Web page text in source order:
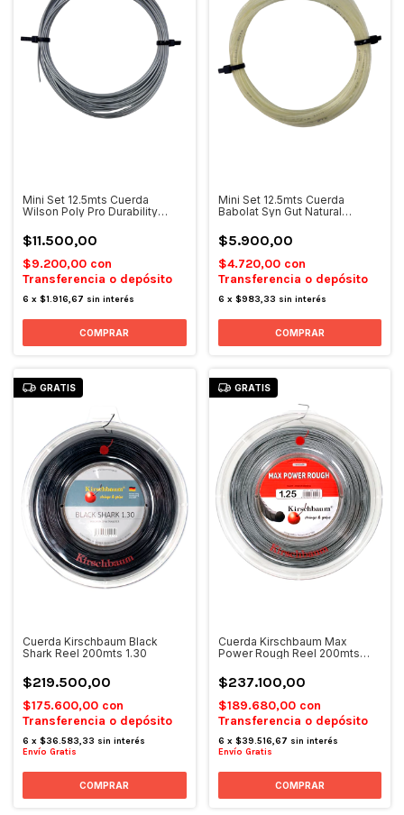
Mini Set 12.5mts Cuerda
Wilson Poly Pro Durability
$11.500,00
$9.200,00 con
Transferencia o depósito
6 x $1.916,67 sin interés
Mini Set 12.5mts Cuerda
Babolat Syn Gut Natural
$5.900,00
$4.720,00 con
Transferencia o depósito
6 x $983,33 sin interés
GRATIS
Cuerda Kirschbaum Black
Shark Reel 200mts 1.30
$219.500,00
$175.600,00 con
Transferencia o depósito
6 x $36.583,33 sin interés
Envío Gratis
GRATIS
Cuerda Kirschbaum Max
Power Rough Reel 200mts
$237.100,00
$189.680,00 con
Transferencia o depósito
6 x $39.516,67 sin interés
Envío Gratis